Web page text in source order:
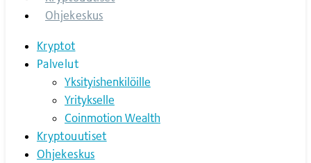
Ohjekeskus
Kryptot
Palvelut
Yksityishenkilöille
Yritykselle
Coinmotion Wealth
Kryptouutiset
Ohjekeskus